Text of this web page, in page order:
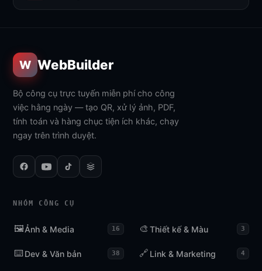
W WebBuilder
Bộ công cụ trực tuyến miễn phí cho công
việc hằng ngày — tạo QR, xử lý ảnh, PDF,
tính toán và hàng chục tiện ích khác, chạy
ngay trên trình duyệt.
NHÓM CÔNG CỤ
🖼️Ảnh & Media 16 🎨 Thiết kế & Màu 3
⌨️ Dev & Văn bản 38 🔗 Link & Marketing 4